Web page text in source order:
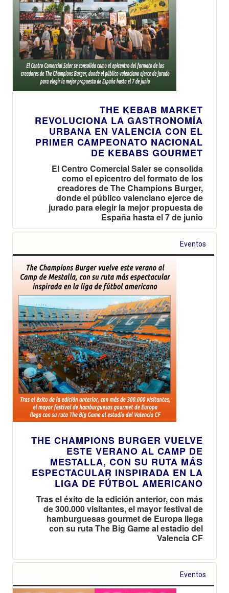
THE KEBAB MARKET
REVOLUCIONA LA GASTRONOMÍA
URBANA EN VALENCIA CON EL
PRIMER CAMPEONATO NACIONAL
DE KEBABS GOURMET
El Centro Comercial Saler se consolida
como el epicentro del formato de los
creadores de The Champions Burger,
donde el público valenciano ejerce de
jurado para elegir la mejor propuesta de
España hasta el 7 de junio
Eventos
THE CHAMPIONS BURGER VUELVE
ESTE VERANO AL CAMP DE
MESTALLA, CON SU RUTA MÁS
ESPECTACULAR INSPIRADA EN LA
LIGA DE FÚTBOL AMERICANO
Tras el éxito de la edición anterior, con más
de 300.000 visitantes, el mayor festival de
hamburguesas gourmet de Europa llega
con su ruta The Big Game al estadio del
Valencia CF
Eventos